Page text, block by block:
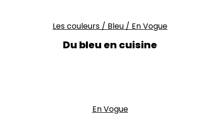
Les couleurs / Bleu / En Vogue
Du bleu en cuisine
En Vogue